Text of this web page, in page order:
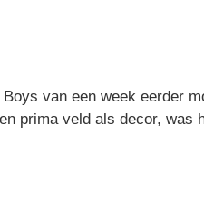
van een week eerder
prima veld als decor, was